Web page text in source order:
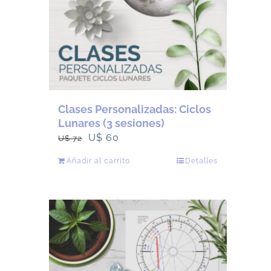
Clases Personalizadas: Ciclos
Lunares (3 sesiones)
U$72
El
U$
72.
U$60
U$
60.
Añadir al carrito Detalles